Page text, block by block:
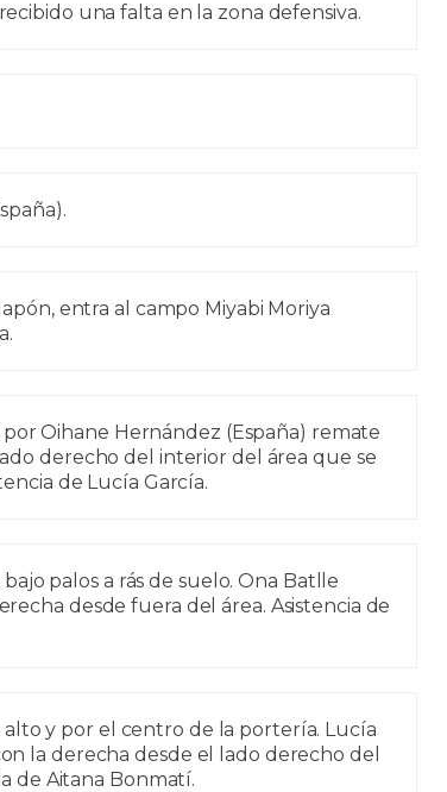
una falta en la zona defensiva.
entra al campo Miyabi Moriya
Oihane Hernández (España) remate
derecho del interior del área que se
de Lucía García.
palos a rás de suelo. Ona Batlle
desde fuera del área. Asistencia de
alto y por el centro de la portería. Lucía
la derecha desde el lado derecho del
de Aitana Bonmatí.